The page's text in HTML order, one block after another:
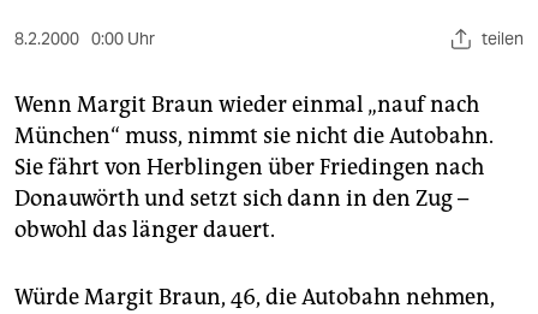
berlin
nord
wahrheit
verlag
8.2.2000 0:00 Uhr teilen
Wenn Margit Braun wieder einmal „nauf nach
München“ muss, nimmt sie nicht die Autobahn.
Sie fährt von Herblingen über Friedingen nach
Donauwörth und setzt sich dann in den Zug –
obwohl das länger dauert.
Würde Margit Braun, 46, die Autobahn nehmen,